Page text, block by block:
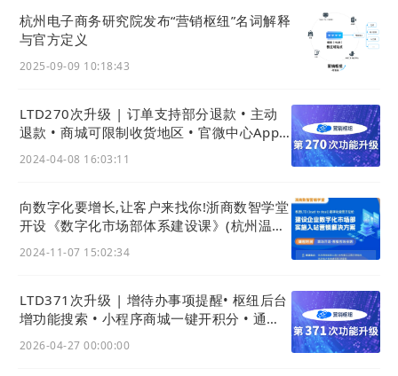
杭州电子商务研究院发布“营销枢纽”名词解释
与官方定义
2025-09-09 10:18:43
LTD270次升级 | 订单支持部分退款 • 主动
退款 • 商城可限制收货地区 • 官微中心App
2024-04-08 16:03:11
向数字化要增长,让客户来找你!浙商数智学堂
开设《数字化市场部体系建设课》(杭州温州
2024-11-07 15:02:34
LTD371次升级 | 增待办事项提醒• 枢纽后台
增功能搜索 • 小程序商城一键开积分 • 通用
2026-04-27 00:00:00